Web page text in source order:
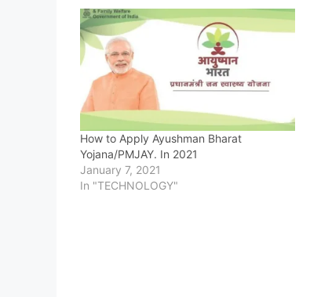
How to Apply Ayushman Bharat
Yojana/PMJAY. In 2021
January 7, 2021
In "TECHNOLOGY"